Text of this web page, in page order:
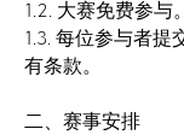
1.2. 大赛免费参与。
1.3. 每位参与者
有条款。
二、赛事安排